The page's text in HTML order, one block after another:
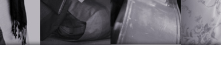
興味がある方はこちら ＊【出張】トロンボーンレッス
ン 希望の場所で対面レッスンをお探しの方はこちらか
ら！ ＊【オンライン】トロンボーンレッスン 対面レッ
トロンボーン教室のレッスン場所 今回の生徒さんは駅
前の練習室でしたが、伊丹駅周辺でご希望の場所があれ
ば、お気軽にご相談ください。 スタジオの他に「ご自